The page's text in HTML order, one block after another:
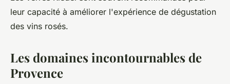
leur capacité à améliorer l'expérience de dégustation
des vins rosés.
Les domaines incontournables de
Provence